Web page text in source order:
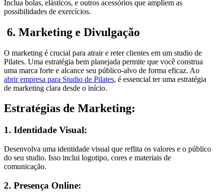
Inclua bolas, elásticos, e outros acessórios que ampliem as
possibilidades de exercícios.
6. Marketing e Divulgação
O marketing é crucial para atrair e reter clientes em um studio de
Pilates. Uma estratégia bem planejada permite que você construa
uma marca forte e alcance seu público-alvo de forma eficaz. Ao
abrir empresa para Studio de Pilates, é essencial ter uma estratégia
de marketing clara desde o início.
Estratégias de Marketing:
1. Identidade Visual:
Desenvolva uma identidade visual que reflita os valores e o público
do seu studio. Isso inclui logotipo, cores e materiais de
comunicação.
2. Presença Online: